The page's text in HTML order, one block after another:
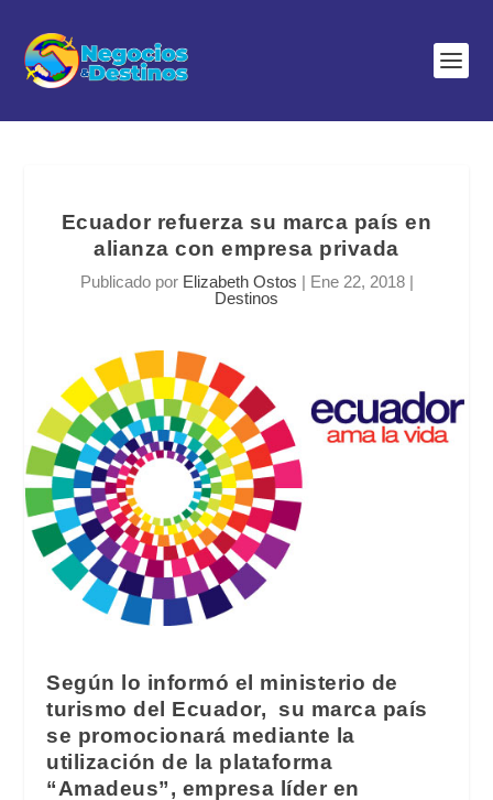
Ecuador refuerza su marca país en
alianza con empresa privada
Publicado por Elizabeth Ostos | Ene 22, 2018|
Destinos
Según lo informó el ministerio de
turismo del Ecuador, su marca país
se promocionará mediante la
utilización de la plataforma
“Amadeus”, empresa líder en